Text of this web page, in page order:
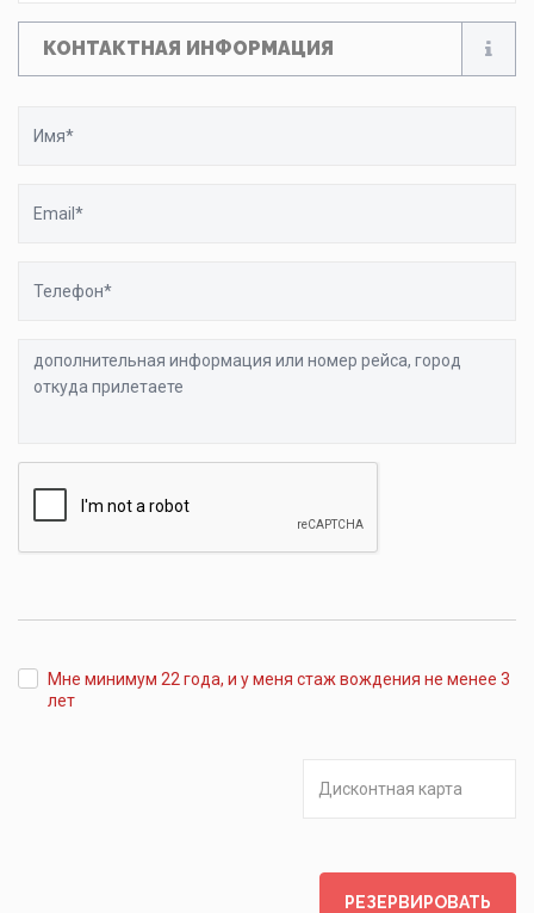
КОНТАКТНАЯ ИНФОРМАЦИЯ
Мне минимум 22 года, и у меня стаж вождения не менее 3
лет
РЕЗЕРВИРОВАТЬ